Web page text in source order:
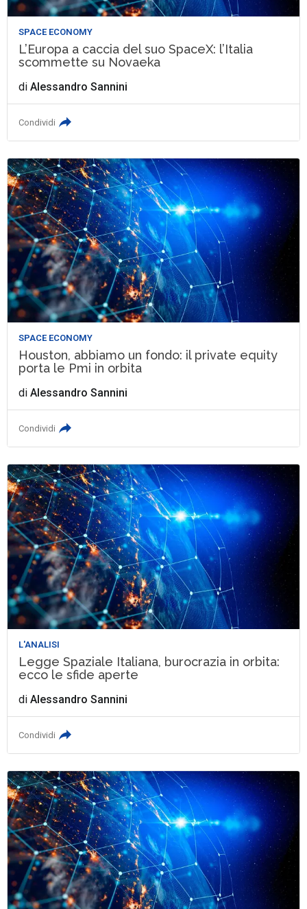
SPACE ECONOMY
L’Europa a caccia del suo SpaceX: l’Italia
scommette su Novaeka
diAlessandro Sannini
Condividi
SPACE ECONOMY
Houston, abbiamo un fondo: il private equity
porta le Pmi in orbita
diAlessandro Sannini
Condividi
L'ANALISI
Legge Spaziale Italiana, burocrazia in orbita:
ecco le sfide aperte
diAlessandro Sannini
Condividi